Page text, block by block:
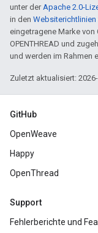
unter derApache 2.0-
in den
eingetragene Marke
OPENTHREAD und
und werden im Rahmen
Zuletzt aktualisiert:
GitHub
OpenWeave
Happy
OpenThread
Support
Fehlerberichte und